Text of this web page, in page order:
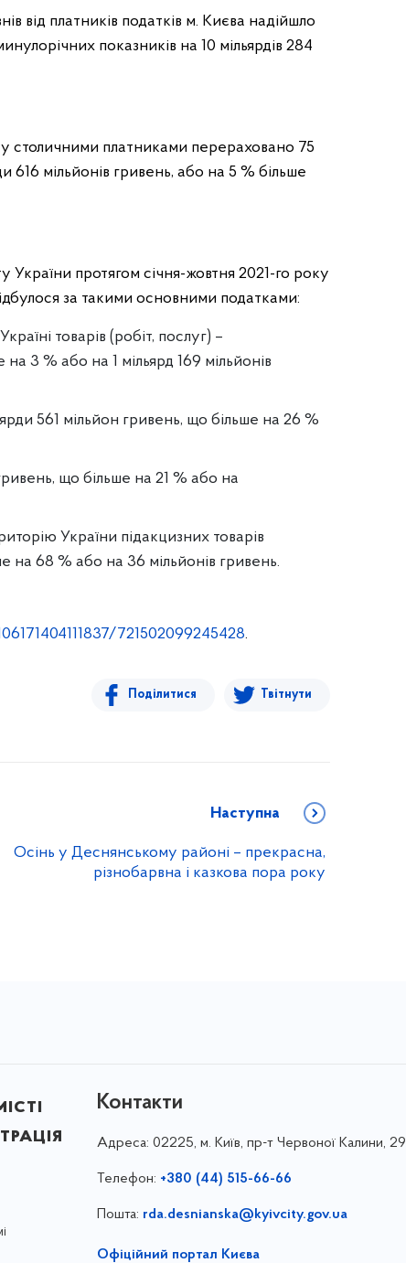
від платників податків м. Києва надійшло
показників на 10 мільярдів 284
столичними платниками перераховано 75
616 мільйонів гривень, або на 5 % більше
протягом січня-жовтня 2021-го року
за такими основними податками:
товарів (робіт, послуг) –
на 3 % або на 1 мільярд 169 мільйонів
561 мільйон гривень, що більше на 26 %
що більше на 21 % або на
України підакцизних товарів
на 68 % або на 36 мільйонів гривень.
721502099245428.
Поділитися Твітнути
Наступна
Осінь у Деснянському районі – прекрасна,
різнобарвна і казкова пора року
Контакти
Адреса: 02225, м. Київ, пр-т Червоної Калини, 29
Телефон: +380 (44) 515-66-66
Пошта: rda.desnianska@kyivcity.gov.ua
Офіційний портал Києва